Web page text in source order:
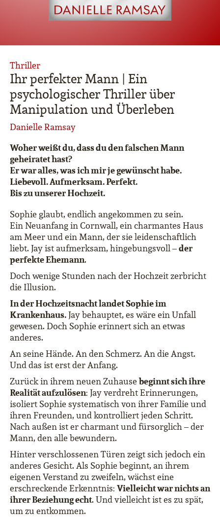
Ihr perfekter Mann | Ein
psychologischer Thriller über
Manipulation und Überleben
Danielle Ramsay
Thriller
Woher weißt du, dass du den falschen Mann
geheiratet hast?
Er war alles, was ich mir je gewünscht habe.
Liebevoll. Aufmerksam. Perfekt.
Bis zu unserer Hochzeit.
Sophie glaubt, endlich angekommen zu sein.
Ein Neuanfang in Cornwall, ein charmantes Haus
am Meer und ein Mann, der sie leidenschaftlich
liebt. Jay ist aufmerksam, hingebungsvoll –der
perfekte Ehemann.
Doch wenige Stunden nach der Hochzeit zerbricht
die Illusion.
In der Hochzeitsnacht landet Sophie im
Krankenhaus.Jay behauptet, es wäre ein Unfall
gewesen. Doch Sophie erinnert sich an etwas
anderes.
An seine Hände. An den Schmerz. An die Angst.
Und das ist erst der Anfang.
Zurück in ihrem neuen Zuhause beginnt sich ihre
Realität aufzulösen: Jay verdreht Erinnerungen,
isoliert Sophie systematisch von ihrer Familie und
ihren Freunden, und kontrolliert jeden Schritt.
Nach außen ist er charmant und fürsorglich – der
Mann, den alle bewundern.
Hinter verschlossenen Türen zeigt sich jedoch ein
anderes Gesicht. Als Sophie beginnt, an ihrem
eigenen Verstand zu zweifeln, wächst eine
erschreckende Erkenntnis: Vielleicht war nichts an
ihrer Beziehung echt. Und vielleicht ist es zu spät,
um zu entkommen.